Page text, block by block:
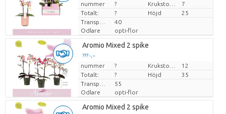
Pris per enhet
nummer ?
7
Totalt:
? Höjd
25
40
Odlare
opti-flor
Aromio Mixed 2 spike
??? -,--
Pris per enhet
nummer ?
12
Totalt:
? Höjd
35
55
Odlare
opti-flor
Aromio Mixed 2 spike